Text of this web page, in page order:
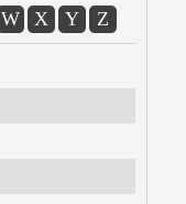
W X Y Z